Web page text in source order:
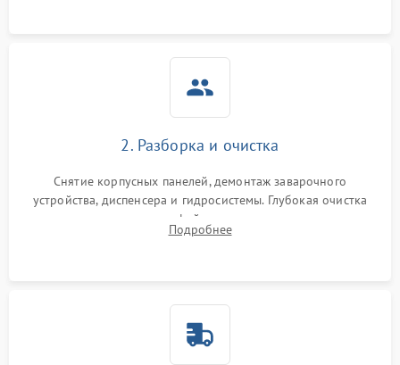
2. Разборка и очистка
Снятие корпусных панелей, демонтаж заварочного
устройства, диспенсера и гидросистемы. Глубокая очистка
внутренних узлов от кофейных масел, жмыха и накипи.
Промывка дренажных каналов и фильтров с использованием
Подробнее